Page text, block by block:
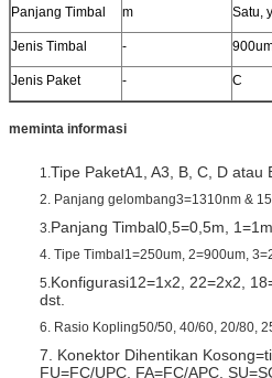
Panjang Timbal m Satu,
Jenis Timbal -
Jenis Paket - C
meminta informasi
1.Tipe PaketA1, A3, B, C, D atau
2. Panjang gelombang3=1310nm &
3.Panjang Timbal0,5=0,5m,
4. Tipe Timbal1=250um, 2=900um,
5.Konfigurasi12=1x2, 22=2x2,
dst.
6. Rasio Kopling50/50, 40/60, 20/80,
7. Konektor Dihentikan
FU=FC/UPC, FA=FC/APC,